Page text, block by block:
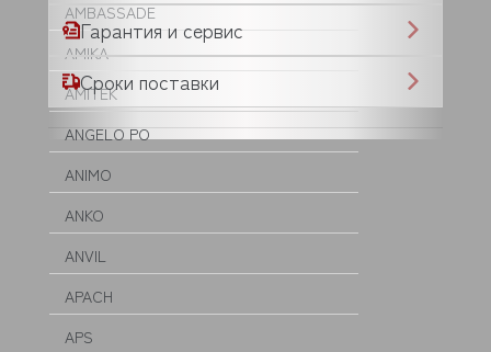
AMBASSADE
AMIKA
AMITEK
ANGELO PO
ANIMO
ANKO
ANVIL
APACH
APS
Гарантия и сервис
Сроки поставки